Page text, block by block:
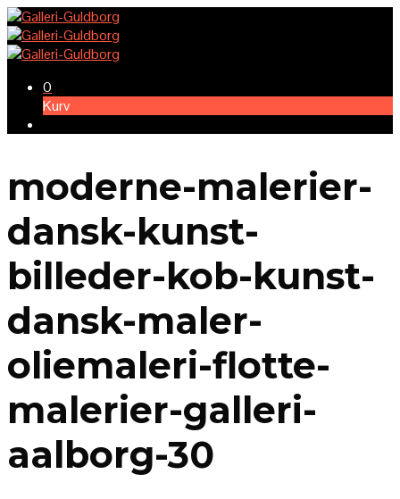
0
Kurv
moderne-malerier-
dansk-kunst-
billeder-kob-kunst-
dansk-maler-
oliemaleri-flotte-
malerier-galleri-
aalborg-30